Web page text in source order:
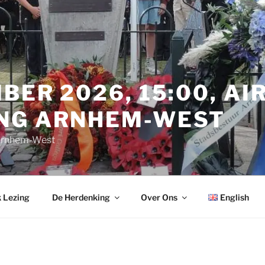
2026, 15:00,
ARNHEM-WEST
West
Lezing De Herdenking Over Ons English